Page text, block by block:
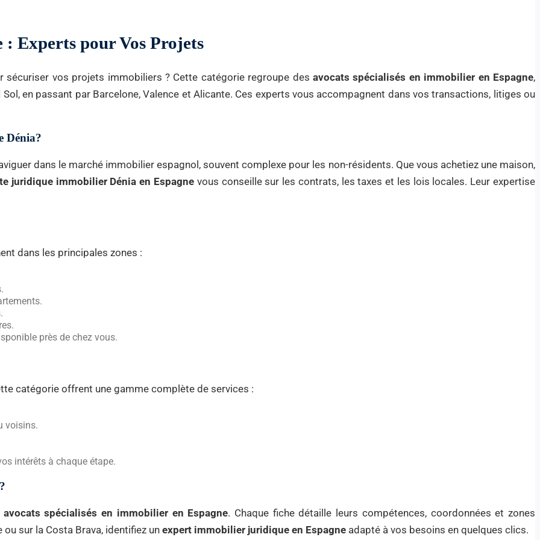
: Experts pour Vos Projets
sécuriser vos projets immobiliers ? Cette catégorie regroupe des avocats spécialisés en immobilier en Espagne,
en passant par Barcelone, Valence et Alicante. Ces experts vous accompagnent dans vos transactions, litiges ou
Dénia?
dans le marché immobilier espagnol, souvent complexe pour les non-résidents. Que vous achetiez une maison,
juridique immobilier Dénia en Espagne vous conseille sur les contrats, les taxes et les lois locales. Leur expertise
dans les principales zones :
près de chez vous.
catégorie offrent une gamme complète de services :
voisins.
intérêts à chaque étape.
avocats spécialisés en immobilier en Espagne. Chaque fiche détaille leurs compétences, coordonnées et zones
ou sur la Costa Brava, identifiez un expert immobilier juridique en Espagne adapté à vos besoins en quelques clics.